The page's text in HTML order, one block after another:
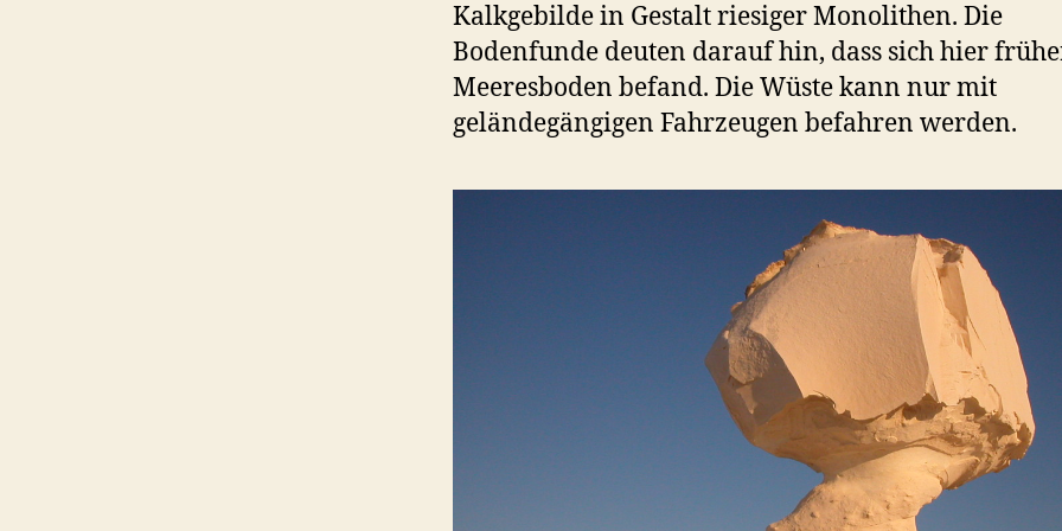
Kalkgebilde in Gestalt riesiger Monolithen. Die
Bodenfunde deuten darauf hin, dass sich hier
Meeresboden befand. Die Wüste kann nur mit
geländegängigen Fahrzeugen befahren werden.